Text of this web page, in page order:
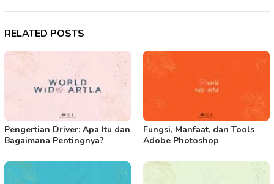
RELATED POSTS
Pengertian Driver: Apa Itu dan
Bagaimana Pentingnya?
Fungsi, Manfaat, dan Tools
Adobe Photoshop